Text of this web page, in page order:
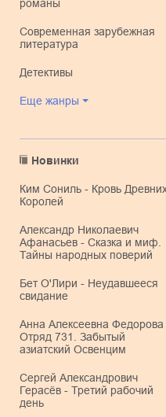
романы
современная зарубежная
литература
детективы
Еще жанры
Новинки
Ким Сониль - Кровь Древних
Королей
Александр Николаевич
Афанасьев - Сказка и миф.
Тайны народных поверий
Бет О'Лири - Неудавшееся
свидание
Анна Алексеевна Федорова -
Отряд 731. Забытый
азиатский Освенцим
Сергей Александрович
Герасёв - Третий рабочий
день